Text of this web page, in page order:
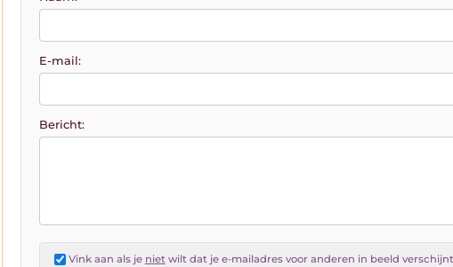
E-mail:
Bericht:
Vink aan als je nietwilt dat je e-mailadres voor anderen in beeld verschijnt